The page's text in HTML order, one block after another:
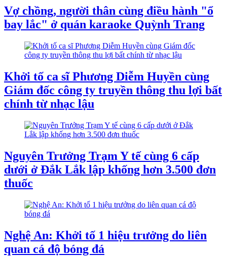
Vợ chồng, người thân cùng điều hành "ổ
bay lắc" ở quán karaoke Quỳnh Trang
Khởi tố ca sĩ Phương Diễm Huyền cùng
Giám đốc công ty truyền thông thu lợi bất
chính từ nhạc lậu
Nguyên Trưởng Trạm Y tế cùng 6 cấp
dưới ở Đắk Lắk lập khống hơn 3.500 đơn
thuốc
Nghệ An: Khởi tố 1 hiệu trưởng do liên
quan cá độ bóng đá